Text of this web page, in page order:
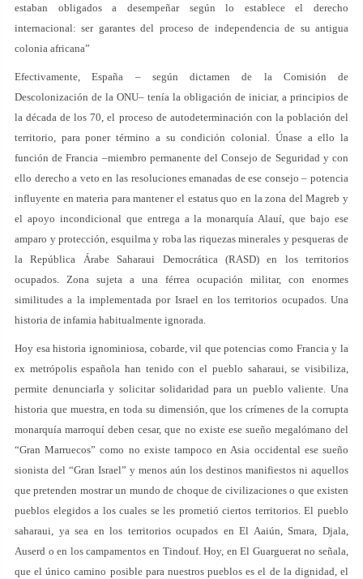
estaban obligados a desempeñar según lo establece el derecho
internacional: ser garantes del proceso de independencia de su antigua
colonia africana”
Efectivamente, España – según dictamen de la Comisión de
Descolonización de la ONU– tenía la obligación de iniciar, a principios de
la década de los 70, el proceso de autodeterminación con la población del
territorio, para poner término a su condición colonial. Únase a ello la
función de Francia –miembro permanente del Consejo de Seguridad y con
ello derecho a veto en las resoluciones emanadas de ese consejo – potencia
influyente en materia para mantener el estatus quo en la zona del Magreb y
el apoyo incondicional que entrega a la monarquía Alauí, que bajo ese
amparo y protección, esquilma y roba las riquezas minerales y pesqueras de
la República Árabe Saharaui Democrática (RASD) en los territorios
ocupados. Zona sujeta a una férrea ocupación militar, con enormes
similitudes a la implementada por Israel en los territorios ocupados. Una
historia de infamia habitualmente ignorada.
Hoy esa historia ignominiosa, cobarde, vil que potencias como Francia y la
ex metrópolis española han tenido con el pueblo saharaui, se visibiliza,
permite denunciarla y solicitar solidaridad para un pueblo valiente. Una
historia que muestra, en toda su dimensión, que los crímenes de la corrupta
monarquía marroquí deben cesar, que no existe ese sueño megalómano del
“Gran Marruecos” como no existe tampoco en Asia occidental ese sueño
sionista del “Gran Israel” y menos aún los destinos manifiestos ni aquellos
que pretenden mostrar un mundo de choque de civilizaciones o que existen
pueblos elegidos a los cuales se les prometió ciertos territorios. El pueblo
saharaui, ya sea en los territorios ocupados en El Aaiún, Smara, Djala,
Auserd o en los campamentos en Tindouf. Hoy, en El Guarguerat no señala,
que el único camino posible para nuestros pueblos es el de la dignidad, el